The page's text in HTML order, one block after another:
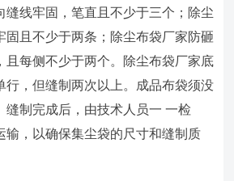
缝线牢固，笔直且不少于三个；除尘
固且不少于两条；除尘布袋厂家防砸
且每侧不少于两个。除尘布袋厂家底
行，但缝制两次以上。成品布袋须没
缝制完成后，由技术人员一 一检
输，以确保集尘袋的尺寸和缝制质